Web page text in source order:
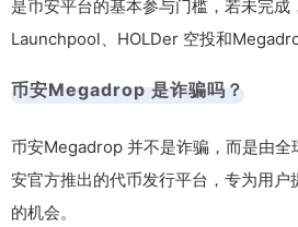
是币安平台的基本参与门槛，若未完成
Launchpool、HOLDer 空投和
币安Megadrop 是诈骗吗？
币安Megadrop 并不是诈骗，而是由全
安官方推出的代币发行平台，专为用户
的机会。